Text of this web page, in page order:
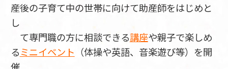
産後の子育て中の世帯に向けて助産師をはじめと
し
て専門職の方に相談できる講座や親子で楽しめ
るミニイベント （体操や英語、音楽遊び等）を開
催